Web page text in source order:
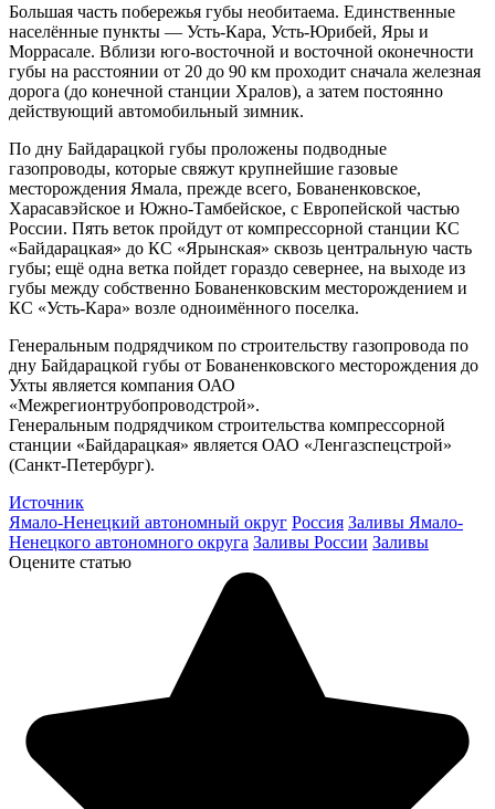
Большая часть побережья губы необитаема. Единственные
населённые пункты — Усть-Кара, Усть-Юрибей, Яры и
Моррасале. Вблизи юго-восточной и восточной оконечности
губы на расстоянии от 20 до 90 км проходит сначала железная
дорога (до конечной станции Хралов), а затем постоянно
действующий автомобильный зимник.
По дну Байдарацкой губы проложены подводные
газопроводы, которые свяжут крупнейшие газовые
месторождения Ямала, прежде всего, Бованенковское,
Харасавэйское и Южно-Тамбейское, с Европейской частью
России. Пять веток пройдут от компрессорной станции КС
«Байдарацкая» до КС «Ярынская» сквозь центральную часть
губы; ещё одна ветка пойдет гораздо севернее, на выходе из
губы между собственно Бованенковским месторождением и
КС «Усть-Кара» возле одноимённого поселка.
Генеральным подрядчиком по строительству газопровода по
дну Байдарацкой губы от Бованенковского месторождения до
Ухты является компания ОАО
«Межрегионтрубопроводстрой».
Генеральным подрядчиком строительства компрессорной
станции «Байдарацкая» является ОАО «Ленгазспецстрой»
(Санкт-Петербург).
Источник
Ямало-Ненецкий автономный округ Россия Заливы Ямало-
Ненецкого автономного округа Заливы России Заливы
Оцените статью